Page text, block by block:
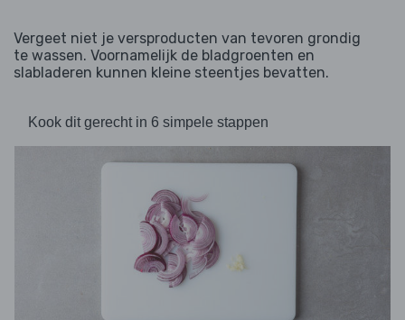
Vergeet niet je versproducten van tevoren grondig
te wassen. Voornamelijk de bladgroenten en
slabladeren kunnen kleine steentjes bevatten.
Kook dit gerecht in 6 simpele stappen